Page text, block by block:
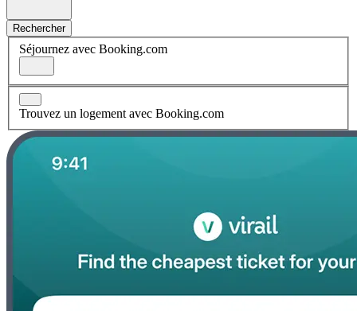
Rechercher
Séjournez avec Booking.com
Trouvez un logement avec Booking.com